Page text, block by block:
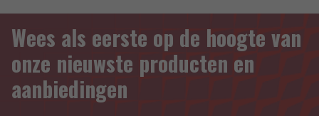
Wees als eerste op de hoogte van
onze nieuwste producten en
aanbiedingen